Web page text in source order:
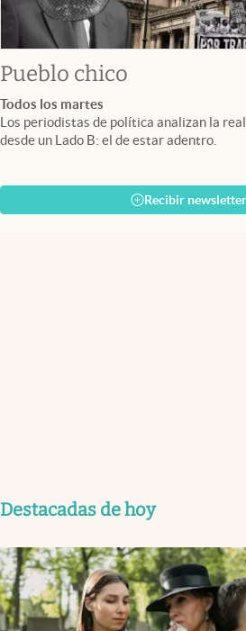
Pueblo chico
Todos los martes
Los periodistas de política analizan la
desde un Lado B: el de estar adentro.
Recibir newsletter
Destacadas de hoy